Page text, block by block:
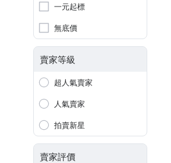
一元起標
無底價
賣家等級
超人氣賣家
人氣賣家
拍賣新星
賣家評價